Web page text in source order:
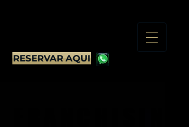
RESERVAR AQUI